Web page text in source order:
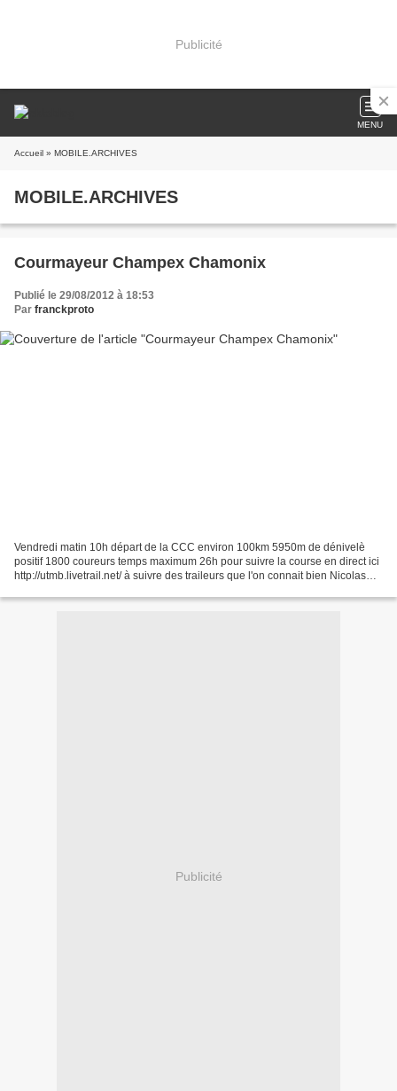
Publicité
MENU
Accueil » MOBILE.ARCHIVES
MOBILE.ARCHIVES
Courmayeur Champex Chamonix
Publié le 29/08/2012 à 18:53
Par franckproto
Vendredi matin 10h départ de la CCC environ 100km 5950m de dénivelè
positif 1800 coureurs temps maximum 26h pour suivre la course en direct ici
http://utmb.livetrail.net/ à suivre des traileurs que l'on connait bien Nicolas
Publicité